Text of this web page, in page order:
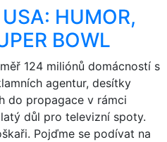
HUMOR,
BOWL
124 miliónů domácností s
agentur, desítky
do propagace v rámci
důl pro televizní spoty.
Pojďme se podívat na